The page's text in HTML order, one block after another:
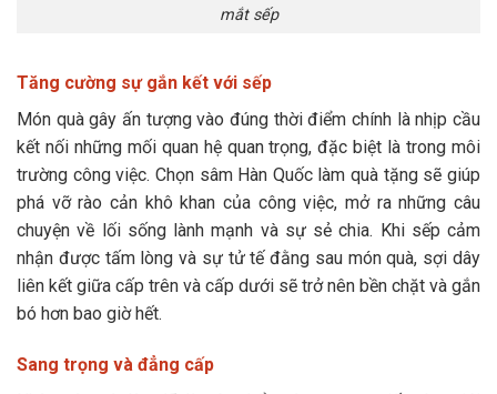
mắt sếp
Tăng cường sự gắn kết với sếp
Món quà gây ấn tượng vào đúng thời điểm chính là nhịp cầu
kết nối những mối quan hệ quan trọng, đặc biệt là trong môi
trường công việc. Chọn sâm Hàn Quốc làm quà tặng sẽ giúp
phá vỡ rào cản khô khan của công việc, mở ra những câu
chuyện về lối sống lành mạnh và sự sẻ chia. Khi sếp cảm
nhận được tấm lòng và sự tử tế đằng sau món quà, sợi dây
liên kết giữa cấp trên và cấp dưới sẽ trở nên bền chặt và gắn
bó hơn bao giờ hết.
Sang trọng và đẳng cấp